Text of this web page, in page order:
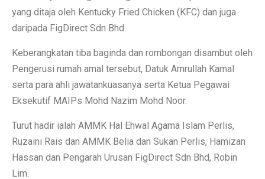
yang ditaja oleh Kentucky Fried Chicken (KFC) dan juga
daripada FigDirect Sdn Bhd.
Keberangkatan tiba baginda dan rombongan disambut oleh
Pengerusi rumah amal tersebut, Datuk Amrullah Kamal
serta para ahli jawatankuasanya serta Ketua Pegawai
Eksekutif MAIPs Mohd Nazim Mohd Noor.
Turut hadir ialah AMMK Hal Ehwal Agama Islam Perlis,
Ruzaini Rais dan AMMK Belia dan Sukan Perlis, Hamizan
Hassan dan Pengarah Urusan FigDirect Sdn Bhd, Robin
Lim.